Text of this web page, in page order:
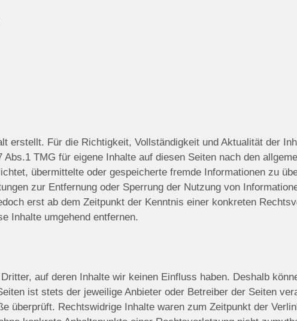
erstellt. Für die Richtigkeit, Vollständigkeit und Aktualität der
TMG für eigene Inhalte auf diesen Seiten nach den
übermittelte oder gespeicherte fremde Informationen zu
zur Entfernung oder Sperrung der Nutzung von
erst ab dem Zeitpunkt der Kenntnis einer konkreten
Inhalte umgehend entfernen.
auf deren Inhalte wir keinen Einfluss haben. Deshalb
ist stets der jeweilige Anbieter oder Betreiber der Seiten
überprüft. Rechtswidrige Inhalte waren zum Zeitpunkt der